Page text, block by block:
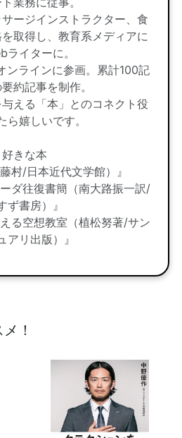
ージインストラクター、食
取得し、教育系メディアに
ライターに。
ンラインに参画。累計100記
約記事を制作。
える「本」とのコネクト役
ら嬉しいです。
好きな本
村/日本近代文学館）』
ダ往復書簡（南大路振一訳/
ず書房）』
る空想教室（植松努著/サン
アリ出版）』
！